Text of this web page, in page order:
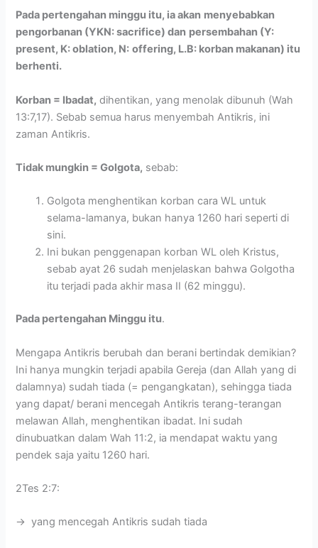
Pada pertengahan minggu itu, ia akan menyebabkan
pengorbanan (YKN: sacrifice) dan persembahan (Y:
present, K: oblation, N: offering, L.B: korban makanan) itu
berhenti.
Korban = Ibadat, dihentikan, yang menolak dibunuh (Wah
13:7,17). Sebab semua harus menyembah Antikris, ini
zaman Antikris.
Tidak mungkin = Golgota, sebab:
Golgota menghentikan korban cara WL untuk
selama-lamanya, bukan hanya 1260 hari seperti di
sini.
Ini bukan penggenapan korban WL oleh Kristus,
sebab ayat 26 sudah menjelaskan bahwa Golgotha
itu terjadi pada akhir masa II (62 minggu).
Pada pertengahan Minggu itu.
Mengapa Antikris berubah dan berani bertindak demikian?
Ini hanya mungkin terjadi apabila Gereja (dan Allah yang di
dalamnya) sudah tiada (= pengangkatan), sehingga tiada
yang dapat/ berani mencegah Antikris terang-terangan
melawan Allah, menghentikan ibadat. Ini sudah
dinubuatkan dalam Wah 11:2, ia mendapat waktu yang
pendek saja yaitu 1260 hari.
2Tes 2:7:
-> yang mencegah Antikris sudah tiada